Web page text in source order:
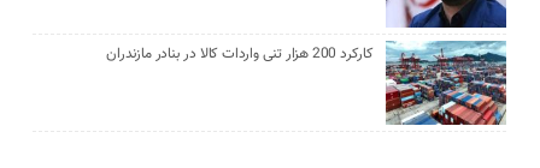
کارکرد 200 هزار تنی واردات کالا در بنادر مازندران